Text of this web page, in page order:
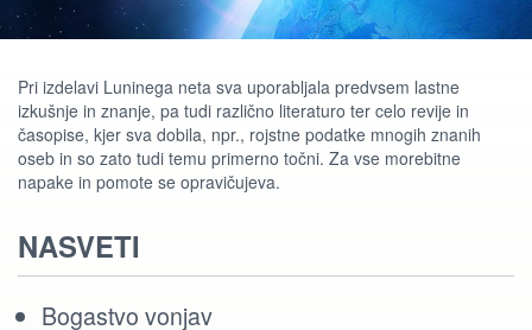
Pri izdelavi Luninega neta sva uporabljala predvsem lastne
izkušnje in znanje, pa tudi različno literaturo ter celo revije in
časopise, kjer sva dobila, npr., rojstne podatke mnogih znanih
oseb in so zato tudi temu primerno točni. Za vse morebitne
napake in pomote se opravičujeva.
NASVETI
Bogastvo vonjav